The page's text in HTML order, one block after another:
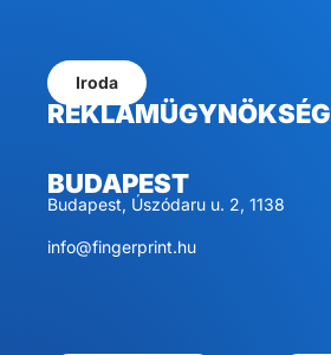
Iroda
REKLÁMÜGYNÖKSÉG
BUDAPEST
Budapest, Úszódaru u. 2, 1138
info@fingerprint.hu